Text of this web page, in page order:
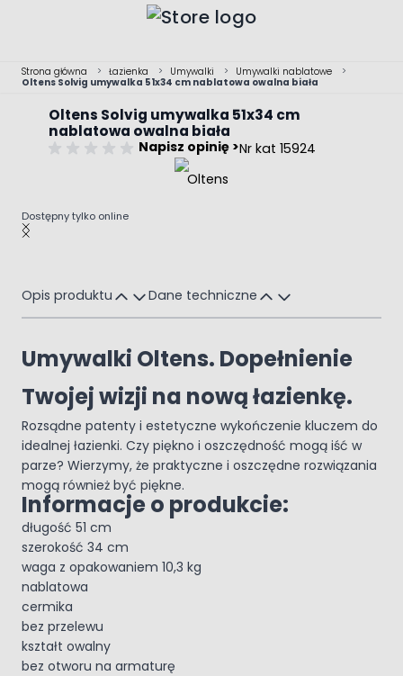
Strona główna > Łazienka > Umywalki > Umywalki nablatowe
>
Oltens Solvig umywalka 51x34 cm nablatowa owalna biała
Oltens Solvig umywalka 51x34 cm
nablatowa owalna biała
Napisz opinię >Nr kat 15924
Dostępny tylko online
Main image
Click to view image in fullscreen
Opis produktu Dane techniczne
Umywalki Oltens. Dopełnienie
Twojej wizji na nową łazienkę.
Rozsądne patenty i estetyczne wykończenie kluczem do
idealnej łazienki. Czy piękno i oszczędność mogą iść w
parze? Wierzymy, że praktyczne i oszczędne rozwiązania
mogą również być piękne.
Informacje o produkcie:
długość 51 cm
szerokość 34 cm
waga z opakowaniem 10,3 kg
nablatowa
cermika
bez przelewu
kształt owalny
bez otworu na armaturę